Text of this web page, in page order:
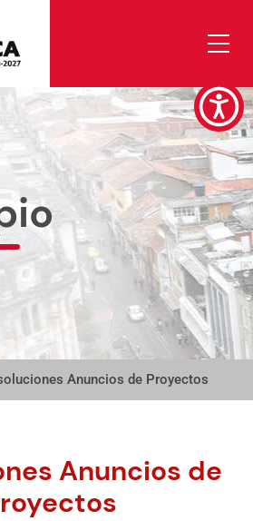
Anuncios de Proyectos
Anuncios de